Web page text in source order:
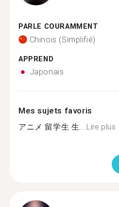
PARLE COURAMMENT
Chinois (Simplifié)
APPREND
Japonais
Mes sujets favoris
アニメ 留学生 生...Lire plus